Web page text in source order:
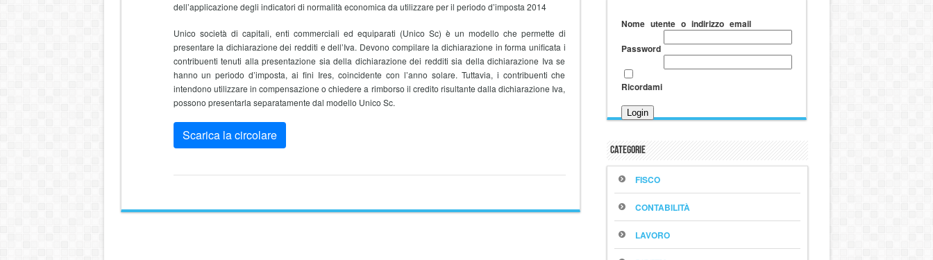
dell’applicazione degli indicatori di normalità economica da utilizzare per il periodo d’imposta 2014
Unico società di capitali, enti commerciali ed equiparati (Unico Sc) è un modello che permette di
presentare la dichiarazione dei redditi e dell’Iva. Devono compilare la dichiarazione in forma unificata i
contribuenti tenuti alla presentazione sia della dichiarazione dei redditi sia della dichiarazione Iva se
hanno un periodo d’imposta, ai fini Ires, coincidente con l’anno solare. Tuttavia, i contribuenti che
intendono utilizzare in compensazione o chiedere a rimborso il credito risultante dalla dichiarazione Iva,
possono presentarla separatamente dal modello Unico Sc.
Scarica la circolare
Nome utente o indirizzo email
Password
Ricordami
Categorie
FISCO
CONTABILITÀ
LAVORO